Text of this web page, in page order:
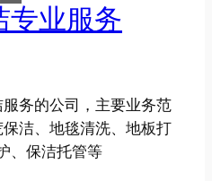
专业服务
务的公司，主要业务范
洁、地毯清洗、地板打
、保洁托管等